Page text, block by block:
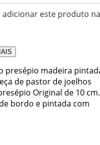
adicionar este produto na
presépio madeira
de pastor de joelhos
Original de 10 cm.
bordo e pintada com